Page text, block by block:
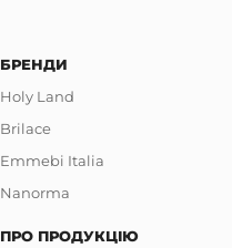
БРЕНДИ
Holy Land
Brilace
Emmebi Italia
Nanorma
ПРО ПРОДУКЦІЮ